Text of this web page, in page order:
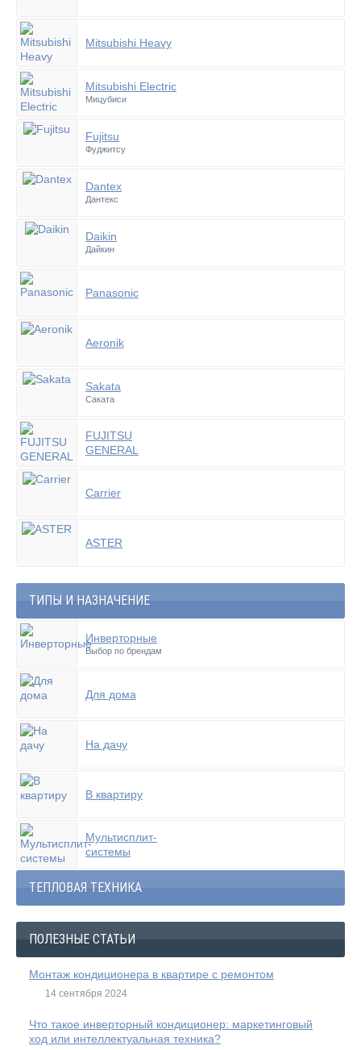
Mitsubishi Heavy
Mitsubishi Electric
Мицубиси
Fujitsu
Фуджитсу
Dantex
Дантекс
Daikin
Дайкин
Panasonic
Aeronik
Sakata
Саката
FUJITSU
GENERAL
Carrier
ASTER
ТИПЫ И НАЗНАЧЕНИЕ
Инверторные
Выбор по брендам
Для дома
На дачу
В квартиру
Мультисплит-
системы
ТЕПЛОВАЯ ТЕХНИКА
ПОЛЕЗНЫЕ СТАТЬИ
Монтаж кондиционера в квартире с ремонтом
14 сентября 2024
Что такое инверторный кондиционер: маркетинговый
ход или интеллектуальная техника?